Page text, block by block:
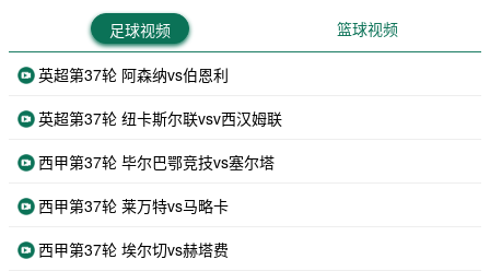
足球视频 篮球视频
英超第37轮 阿森纳vs伯恩利
英超第37轮 纽卡斯尔联vsv西汉姆联
西甲第37轮 毕尔巴鄂竞技vs塞尔塔
西甲第37轮 莱万特vs马略卡
西甲第37轮 埃尔切vs赫塔费